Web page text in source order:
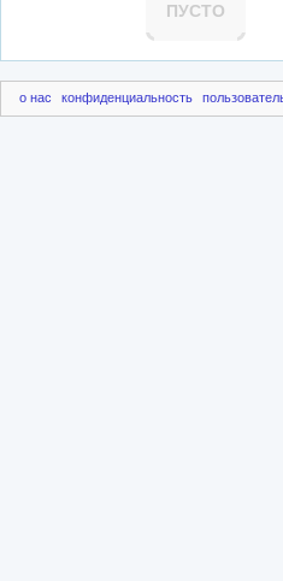
ПУСТО
о нас конфиденциальность